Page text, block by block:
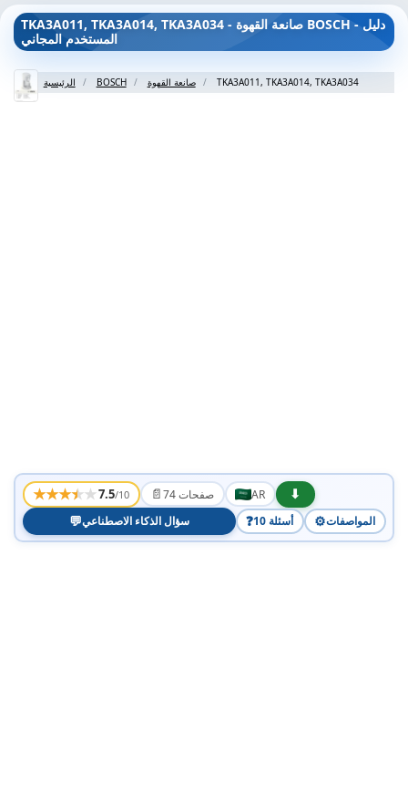
TKA3A011, TKA3A014, TKA3A034 - صانعة القهوة BOSCH - دليل
المستخدم المجاني
الرئيسية BOSCH صانعة القهوة TKA3A011, TKA3A014, TKA3A034
★★★★★7.5/10 📄 74 صفحات AR
⬇
💬سؤال الذكاء الاصطناعي ❓ 10 أسئلة ⚙️المواصفات